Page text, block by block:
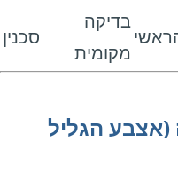
בדיקה
מקומית
סכנין
(אצבע הגליל